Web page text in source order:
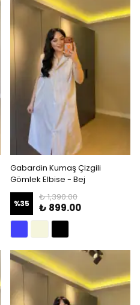
Gabardin Kumaş Çizgili
Gömlek Elbise - Bej
%35
₺ 1,390.00
₺ 899.00